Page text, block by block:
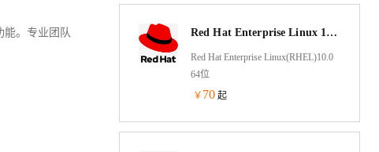
能。专业团队
Red Hat Enterprise Linux 10.0 64位
Red Hat Enterprise Linux(RHEL)10.0
64位
￥ 70 起